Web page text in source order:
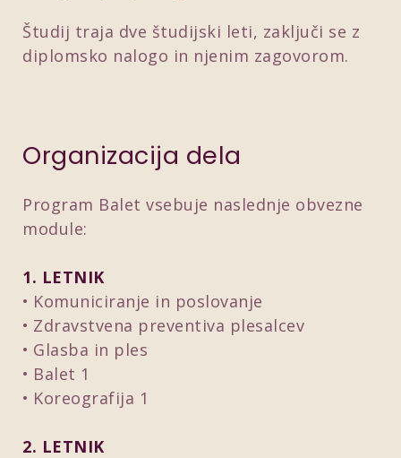
Študij traja dve študijski leti, zaključi se z
diplomsko nalogo in njenim zagovorom.
Organizacija dela
Program Balet vsebuje naslednje obvezne
module:
1. LETNIK
Komuniciranje in poslovanje
Zdravstvena preventiva plesalcev
Glasba in ples
Balet 1
Koreografija 1
2. LETNIK